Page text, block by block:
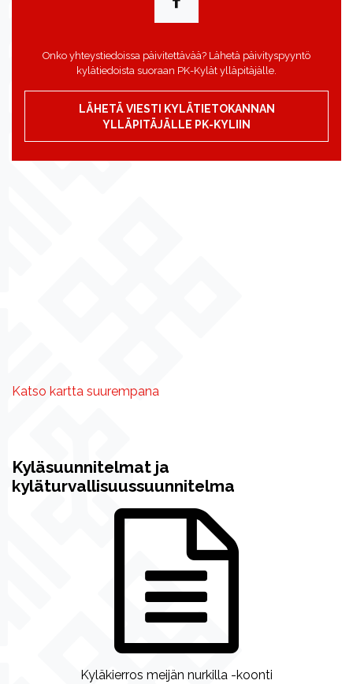
Onko yhteystiedoissa päivitettävää? Lähetä päivityspyyntö
kylätiedoista suoraan PK-Kylät ylläpitäjälle.
LÄHETÄ VIESTI KYLÄTIETOKANNAN
YLLÄPITÄJÄLLE PK-KYLIIN
Katso kartta suurempana
Kyläsuunnitelmat ja
kyläturvallisuussuunnitelma
Kyläkierros meijän nurkilla -koonti